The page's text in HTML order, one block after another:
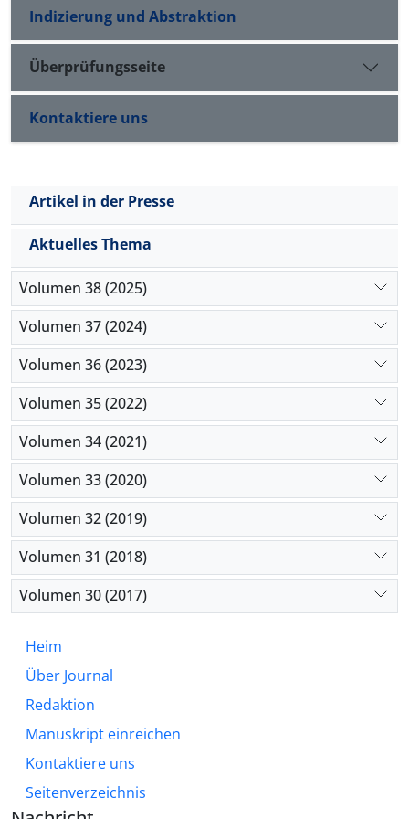
Indizierung und Abstraktion
Überprüfungsseite
Kontaktiere uns
Artikel in der Presse
Aktuelles Thema
Volumen 38 (2025)
Volumen 37 (2024)
Volumen 36 (2023)
Volumen 35 (2022)
Volumen 34 (2021)
Volumen 33 (2020)
Volumen 32 (2019)
Volumen 31 (2018)
Volumen 30 (2017)
Heim
Über Journal
Redaktion
Manuskript einreichen
Kontaktiere uns
Seitenverzeichnis